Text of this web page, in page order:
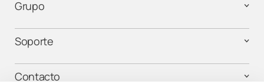
Grupo
Soporte
Contacto